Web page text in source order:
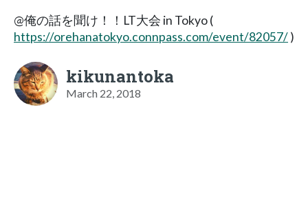
@俺の話を聞け！！LT大会 in Tokyo (
https://orehanatokyo.connpass.com/event/82057/)
kikunantoka
March 22, 2018